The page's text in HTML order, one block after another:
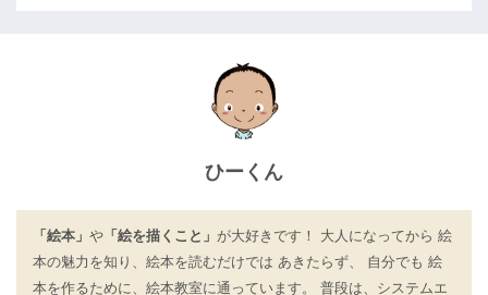
ひーくん
「絵本」 や 「絵を描くこと」 が大好きです！ 大人になってから 絵
本の魅力を知り、絵本を読むだけでは あきたらず、 自分でも 絵
本を作るために、絵本教室に通っています。 普段は、システムエ